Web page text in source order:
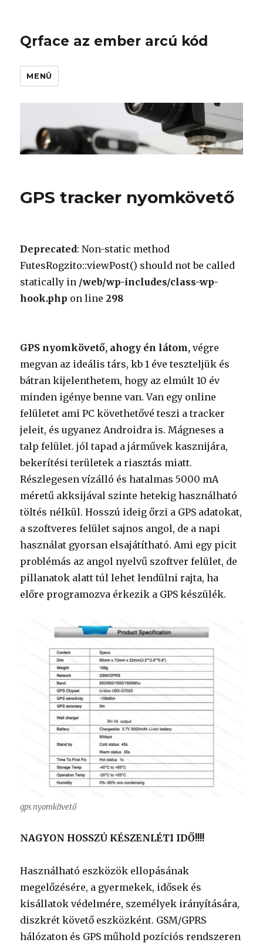
Qrface az ember arcú kód
MENÜ
GPS tracker nyomkövető
Deprecated: Non-static method
FutesRogzito::viewPost() should not be called
statically in /web/wp-includes/class-wp-
hook.php on line298
GPS nyomkövető, ahogy én látom, végre
megvan az ideális társ, kb 1 éve teszteljük és
bátran kijelenthetem, hogy az elmúlt 10 év
minden igénye benne van. Van egy online
felületet ami PC követhetővé teszi a tracker
jeleit, és ugyanez Androidra is. Mágneses a
talp felület. jól tapad a járművek kasznijára,
bekerítési területek a riasztás miatt.
Részlegesen vízálló és hatalmas 5000 mA
méretű akksijával szinte hetekig használható
töltés nélkül. Hosszú ideig őrzi a GPS adatokat,
a szoftveres felület sajnos angol, de a napi
használat gyorsan elsajátítható. Ami egy picit
problémás az angol nyelvű szoftver felület, de
pillanatok alatt túl lehet lendülni rajta, ha
előre programozva érkezik a GPS készülék.
gps nyomkövető
NAGYON HOSSZÚ KÉSZENLÉTI IDŐ!!!!
Használható eszközök ellopásának
megelőzésére, a gyermekek, idősek és
kisállatok védelmére, személyek irányítására,
diszkrét követő eszközként. GSM/GPRS
hálózaton és GPS műhold pozíciós rendszeren